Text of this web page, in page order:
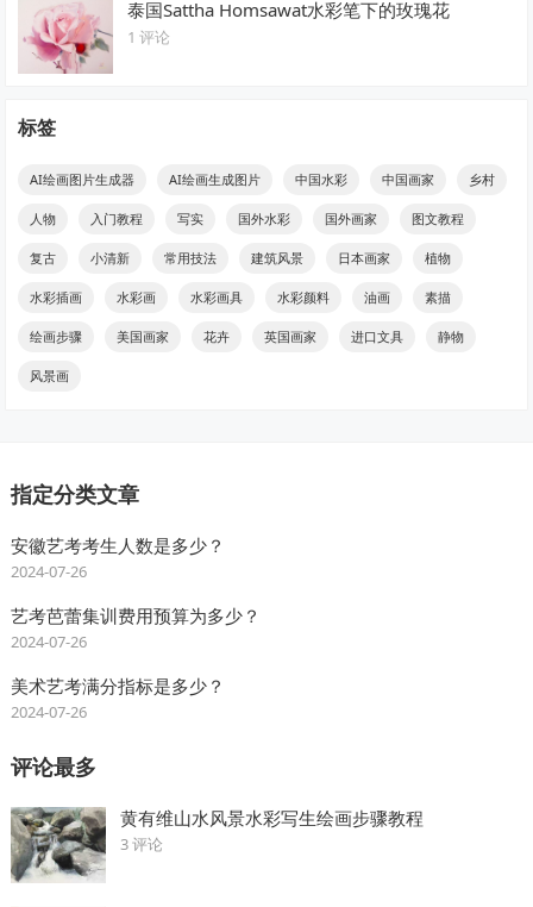
泰国Sattha Homsawat水彩笔下的玫瑰花
1 评论
标签
AI绘画图片生成器 AI绘画生成图片 中国水彩 中国画家 乡村
人物 入门教程 写实 国外水彩 国外画家 图文教程
复古 小清新 常用技法 建筑风景 日本画家 植物
水彩插画 水彩画 水彩画具 水彩颜料 油画 素描
绘画步骤 美国画家 花卉 英国画家 进口文具 静物
风景画
指定分类文章
安徽艺考考生人数是多少？
2024-07-26
艺考芭蕾集训费用预算为多少？
2024-07-26
美术艺考满分指标是多少？
2024-07-26
评论最多
黄有维山水风景水彩写生绘画步骤教程
3 评论